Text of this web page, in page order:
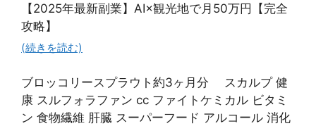
【2025年最新副業】AI×観光地で月50万円【完全
攻略】
(続きを読む)
ブロッコリースプラウト約3ヶ月分 スカルプ 健
康 スルフォラファン cc ファイトケミカル ビタミ
ン 食物繊維 肝臓 スーパーフード アルコール 消化